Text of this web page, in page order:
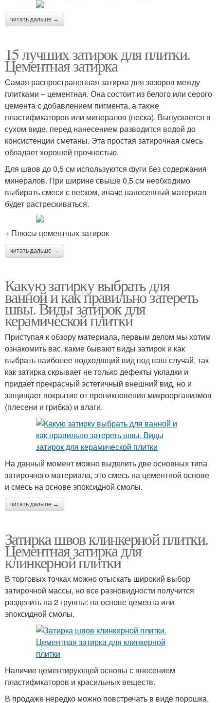
читать дальше →
15 лучших затирок для плитки.
Цементная затирка
Самая распространенная затирка для зазоров между
плитками – цементная. Она состоит из белого или серого
цемента с добавлением пигмента, а также
пластификаторов или минералов (песка). Выпускается в
сухом виде, перед нанесением разводится водой до
консистенции сметаны. Эта простая затирочная смесь
обладает хорошей прочностью.
Для швов до 0,5 см используются фуги без содержания
минералов. При ширине свыше 0,5 см необходимо
выбирать смеси с песком, иначе нанесенный материал
будет растрескиваться.
+ Плюсы цементных затирок
читать дальше →
Какую затирку выбрать для
ванной и как правильно затереть
швы. Виды затирок для
керамической плитки
Приступая к обзору материала, первым делом мы хотим
ознакомить вас, какие бывают виды затирок и как
выбрать наиболее подходящий вид под ваш случай, так
как затирка скрывает не только дефекты укладки и
придает прекрасный эстетичный внешний вид, но и
защищает покрытие от проникновения микроорганизмов
(плесени и грибка) и влаги.
На данный момент можно выделить две основных типа
затирочного материала, это смесь на цементной основе
и смесь на основе эпоксидной смолы.
читать дальше →
Затирка швов клинкерной плитки.
Цементная затирка для
клинкерной плитки
В торговых точках можно отыскать широкий выбор
затирочной массы, но все разновидности получится
разделить на 2 группы: на основе цемента или
эпоксидной смолы.
Наличие цементирующей основы с внесением
пластификаторов и красильных веществ.
В продаже нередко можно повстречать в виде порошка.